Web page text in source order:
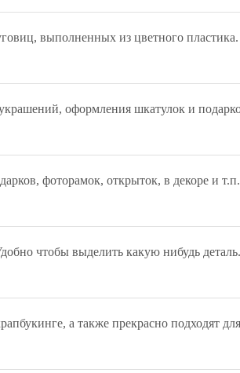
выполненных из цветного
оформления шкатулок и
фоторамок, открыток, в декоре и
чтобы выделить какую нибудь
а также прекрасно подходят